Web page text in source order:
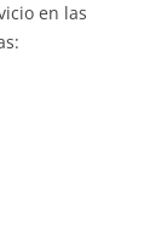
en las